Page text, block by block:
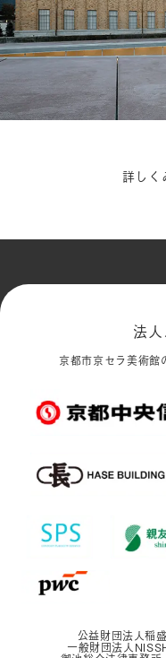
詳しく
法
京都市京セラ美術館
公益財団法人稲
一般財団法人